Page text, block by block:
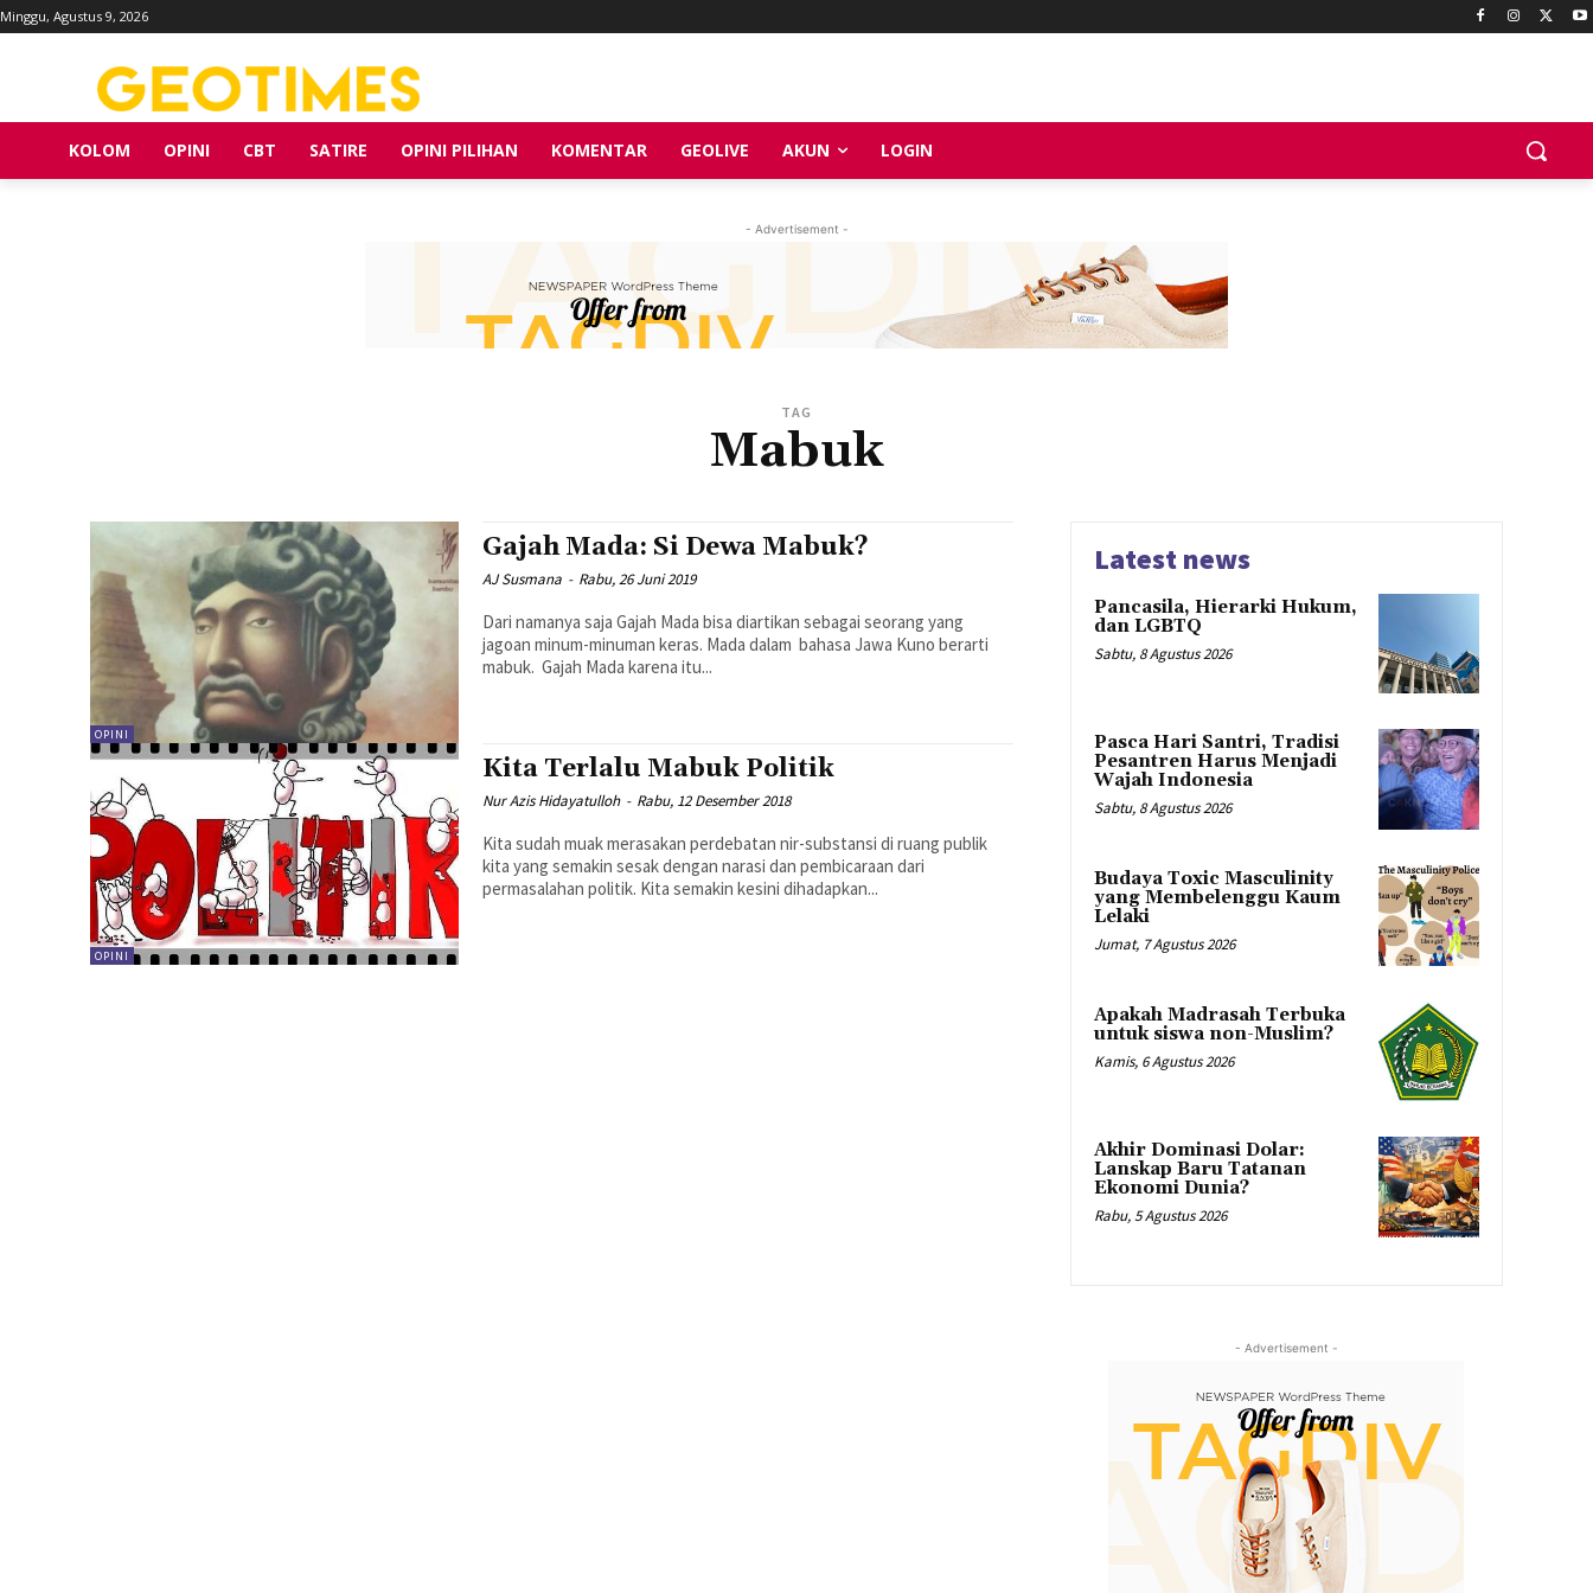
Minggu, Agustus 9, 2026
KOLOM OPINI CBT SATIRE OPINI PILIHAN KOMENTAR GEOLIVE AKUN LOGIN
- Advertisement -
TAG
Mabuk
OPINI
Gajah Mada: Si Dewa Mabuk?
AJ Susmana - Rabu, 26 Juni 2019
Dari namanya saja Gajah Mada bisa diartikan sebagai seorang yang
jagoan minum-minuman keras. Mada dalam bahasa Jawa Kuno berarti
mabuk. Gajah Mada karena itu...
OPINI
Kita Terlalu Mabuk Politik
Nur Azis Hidayatulloh - Rabu, 12 Desember 2018
Kita sudah muak merasakan perdebatan nir-substansi di ruang publik
kita yang semakin sesak dengan narasi dan pembicaraan dari
permasalahan politik. Kita semakin kesini dihadapkan...
Latest news
Pancasila, Hierarki Hukum,
dan LGBTQ
Sabtu, 8 Agustus 2026
Pasca Hari Santri, Tradisi
Pesantren Harus Menjadi
Wajah Indonesia
Sabtu, 8 Agustus 2026
Budaya Toxic Masculinity
yang Membelenggu Kaum
Lelaki
Jumat, 7 Agustus 2026
Apakah Madrasah Terbuka
untuk siswa non-Muslim?
Kamis, 6 Agustus 2026
Akhir Dominasi Dolar:
Lanskap Baru Tatanan
Ekonomi Dunia?
Rabu, 5 Agustus 2026
- Advertisement -